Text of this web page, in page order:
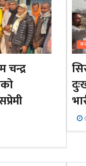
चन्द्र